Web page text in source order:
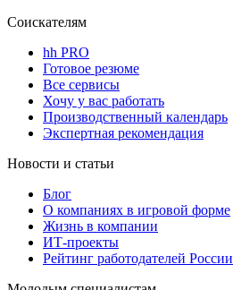
Соискателям
hh PRO
Готовое резюме
Все сервисы
Хочу у вас работать
Производственный календарь
Экспертная рекомендация
Новости и статьи
Блог
О компаниях в игровой форме
Жизнь в компании
ИТ-проекты
Рейтинг работодателей России